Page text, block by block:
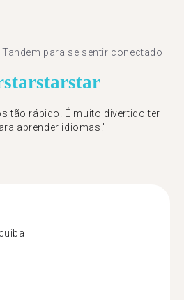
para se sentir conectado
starstarstar
tão rápido. É muito divertido ter
aprender idiomas."